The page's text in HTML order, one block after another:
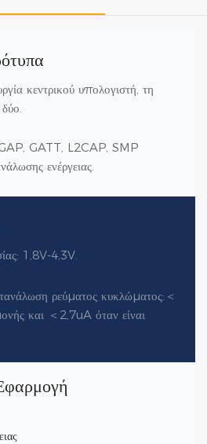
κεντρικού υπολογιστή, τη
GATT, L2CAP, SMP
ενέργειας.
1,8V-4,3V.
ρεύματος κυκλώματος:＜
και ＜2,7uA όταν είναι